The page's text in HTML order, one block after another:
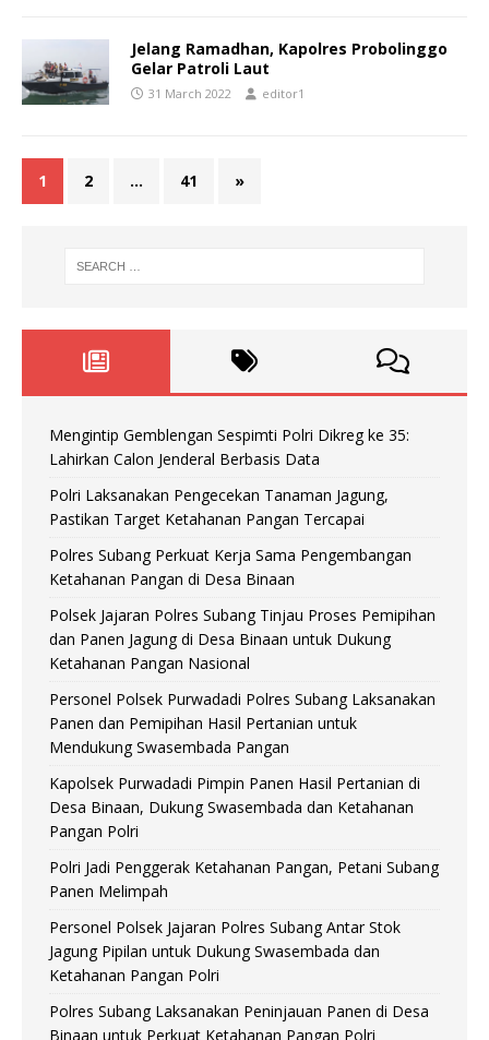
Jelang Ramadhan, Kapolres Probolinggo
Gelar Patroli Laut
31 March 2022 editor1
1 2 … 41 »
Mengintip Gemblengan Sespimti Polri Dikreg ke 35:
Lahirkan Calon Jenderal Berbasis Data
Polri Laksanakan Pengecekan Tanaman Jagung,
Pastikan Target Ketahanan Pangan Tercapai
Polres Subang Perkuat Kerja Sama Pengembangan
Ketahanan Pangan di Desa Binaan
Polsek Jajaran Polres Subang Tinjau Proses Pemipihan
dan Panen Jagung di Desa Binaan untuk Dukung
Ketahanan Pangan Nasional
Personel Polsek Purwadadi Polres Subang Laksanakan
Panen dan Pemipihan Hasil Pertanian untuk
Mendukung Swasembada Pangan
Kapolsek Purwadadi Pimpin Panen Hasil Pertanian di
Desa Binaan, Dukung Swasembada dan Ketahanan
Pangan Polri
Polri Jadi Penggerak Ketahanan Pangan, Petani Subang
Panen Melimpah
Personel Polsek Jajaran Polres Subang Antar Stok
Jagung Pipilan untuk Dukung Swasembada dan
Ketahanan Pangan Polri
Polres Subang Laksanakan Peninjauan Panen di Desa
Binaan untuk Perkuat Ketahanan Pangan Polri